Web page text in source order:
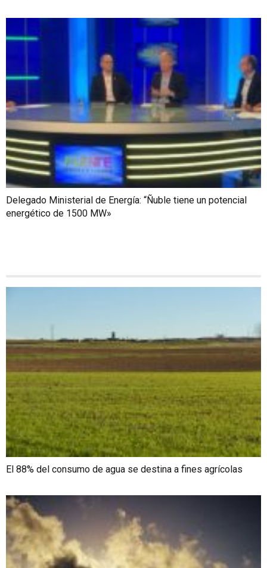
Delegado Ministerial de Energía: “Ñuble tiene un potencial
energético de 1500 MW»
El 88% del consumo de agua se destina a fines agrícolas